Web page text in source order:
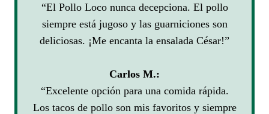
“El Pollo Loco nunca decepciona. El pollo
siempre está jugoso y las guarniciones son
deliciosas. ¡Me encanta la ensalada César!”
Carlos M.:
“Excelente opción para una comida rápida.
Los tacos de pollo son mis favoritos y siempre